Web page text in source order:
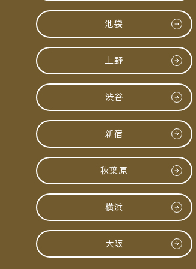
池袋
上野
渋谷
新宿
秋葉原
横浜
大阪